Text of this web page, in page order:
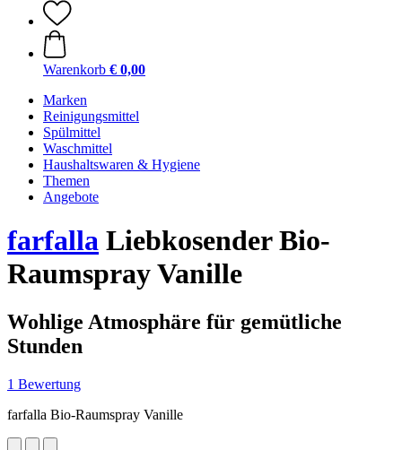
Warenkorb € 0,00
Marken
Reinigungsmittel
Spülmittel
Waschmittel
Haushaltswaren & Hygiene
Themen
Angebote
farfalla Liebkosender Bio-
Raumspray Vanille
Wohlige Atmosphäre für gemütliche
Stunden
1 Bewertung
farfalla Bio-Raumspray Vanille